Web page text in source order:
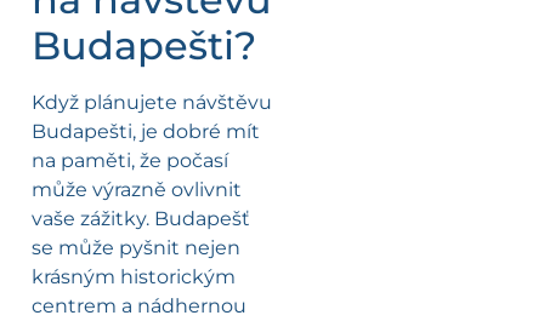
Budapešti?
Když plánujete návštěvu
Budapešti, je dobré mít
na paměti, že počasí
může výrazně ovlivnit
vaše zážitky. Budapešť
se může pyšnit nejen
krásným historickým
centrem a nádhernou